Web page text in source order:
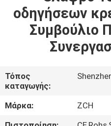
ΠΡΟΪΌΝΤΑ
ΠΕΡΊΠΟΥ
ΓΎΡΟΣ
ΕΡΓΟΣΤΑΣΊΩΝ
οδηγήσεων
Συμβούλιο
Τόπος
καταγωγής:
Μάρκα:
ZCH